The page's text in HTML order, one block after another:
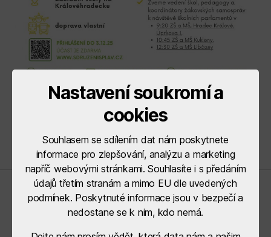
Řídící orgány
Nastavení soukromí a
cookies
Souhlasem se sdílením dat nám poskytnete
informace pro zlepšování, analýzu a marketing
napříč webovými stránkami. Souhlasíte i s předáním
údajů třetím stranám a mimo EU dle uvedených
podmínek. Poskytnuté informace jsou v bezpečí a
nedostane se k nim, kdo nemá.